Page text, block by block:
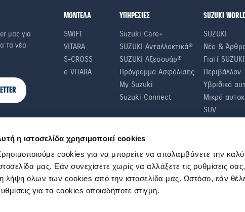
η ιστοσελίδα χρησιμοποιεί cookies
cookies για να μπορείτε να απολαμβάνετε την
μας. Εάν συνεχίσετε χωρίς να αλλάξετε τις ρυθμίσεις
λήψη όλων των cookies από την ιστοσελίδα μας. Ωστόσο, εάν
για τα cookies οποιαδήποτε στιγμή.
μας για
τα νέα
ΜΟΝΤΕΛΑ
SWIFT
VITARA
S-CROSS
e VITARA
ΥΠΗΡΕΣΙΕΣ
Suzuki Care+
SUZUKI Ανταλλακτικά®
SUZUKI Αξεσουάρ®
Πρόγραμμα Ασφάλισης
My Suzuki
Suzuki Connect
SUZUKI
SUZUKI
Νέα &
Γιατί SUZUKI
Περιβάλλον
Υβριδικά
Μικρά
SUV